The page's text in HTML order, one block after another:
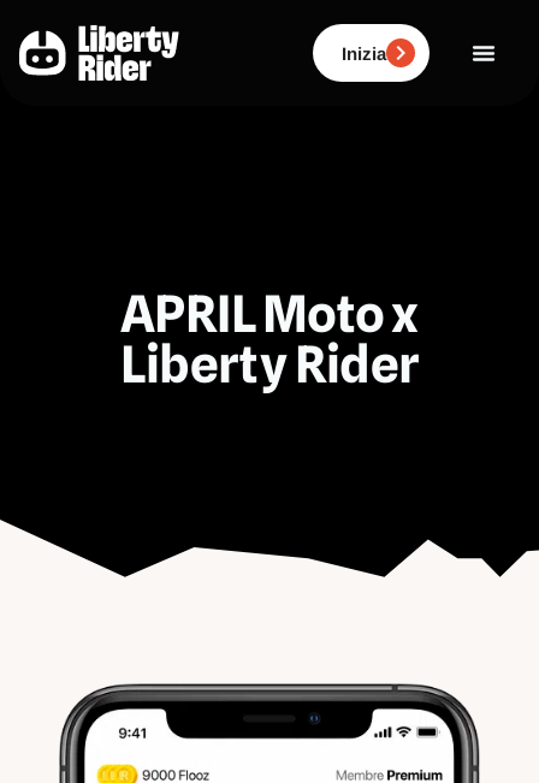
contenuto
Inizia
APRIL Moto x
Liberty Rider